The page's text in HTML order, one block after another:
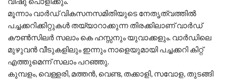
മൂന്നാം വാർഡ് വികസനസമിതിയുടെ നേതൃത്വത്തിൽ
പച്ചക്കറിക്കിറ്റുകൾ തയ്യാറാക്കുന്ന തിരക്കിലാണ് വാർഡ്
കൗൺസിലർ സലാം കെ ഹസ്സനും യുവാക്കളും. വാർഡിലെ
മുഴുവൻ വീടുകളിലും ഇന്നും നാളെയുമായി പച്ചക്കറി കിറ്റ്
എത്തുമെന്ന് സലാം പറഞ്ഞു.
കുമ്പളം, വെള്ളരി, മത്തൻ, വെണ്ട, തക്കാളി, സവോള, തുടങ്ങി